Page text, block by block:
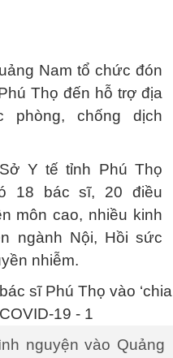
Nam tổ chức đón
Thọ đến hỗ trợ địa
phòng, chống dịch
Y tế tỉnh Phú Thọ
18 bác sĩ, 20 điều
môn cao, nhiều kinh
ngành Nội, Hồi sức
nhiễm.
nguyện vào Quảng